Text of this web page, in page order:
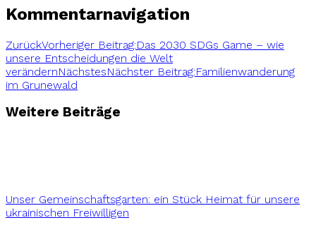
Kommentarnavigation
ZurückVorheriger Beitrag:Das 2030 SDGs Game – wie
unsere Entscheidungen die Welt
verändernNächstesNächster Beitrag:Familienwanderung
im Grunewald
Weitere Beiträge
Unser Gemeinschaftsgarten: ein Stück Heimat für unsere
ukrainischen Freiwilligen